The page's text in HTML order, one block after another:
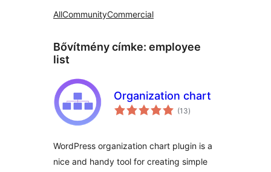
AllCommunityCommercial
Bővítmény címke: employee
list
Organization chart
(13értékelés
összesen
)
WordPress organization chart plugin is a
nice and handy tool for creating simple